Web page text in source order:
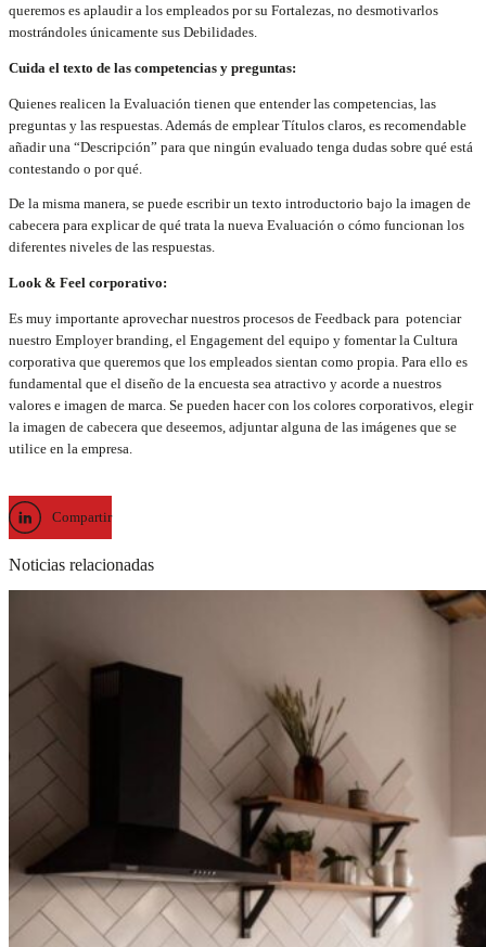
queremos es aplaudir a los empleados por su Fortalezas, no desmotivarlos
mostrándoles únicamente sus Debilidades.
Cuida el texto de las competencias y preguntas:
Quienes realicen la Evaluación tienen que entender las competencias, las
preguntas y las respuestas. Además de emplear Títulos claros, es recomendable
añadir una “Descripción” para que ningún evaluado tenga dudas sobre qué está
contestando o por qué.
De la misma manera, se puede escribir un texto introductorio bajo la imagen de
cabecera para explicar de qué trata la nueva Evaluación o cómo funcionan los
diferentes niveles de las respuestas.
Look & Feel corporativo:
Es muy importante aprovechar nuestros procesos de Feedback para potenciar
nuestro Employer branding, el Engagement del equipo y fomentar la Cultura
corporativa que queremos que los empleados sientan como propia. Para ello es
fundamental que el diseño de la encuesta sea atractivo y acorde a nuestros
valores e imagen de marca. Se pueden hacer con los colores corporativos, elegir
la imagen de cabecera que deseemos, adjuntar alguna de las imágenes que se
utilice en la empresa.
Compartir
Noticias relacionadas